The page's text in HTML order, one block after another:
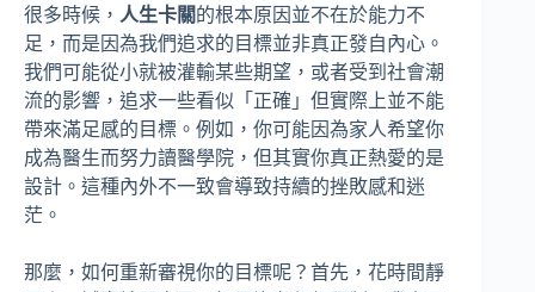
很多時候， 人生卡關的根本原因並不在於能力不
足，而是因為我們追求的目標並非真正發自內心。
我們可能從小就被灌輸某些期望，或者受到社會潮
流的影響，追求一些看似「正確」但實際上並不能
帶來滿足感的目標。例如，你可能因為家人希望你
成為醫生而努力讀醫學院，但其實你真正熱愛的是
設計。這種內外不一致會導致持續的挫敗感和迷
茫。
那麼，如何重新審視你的目標呢？首先，花時間靜